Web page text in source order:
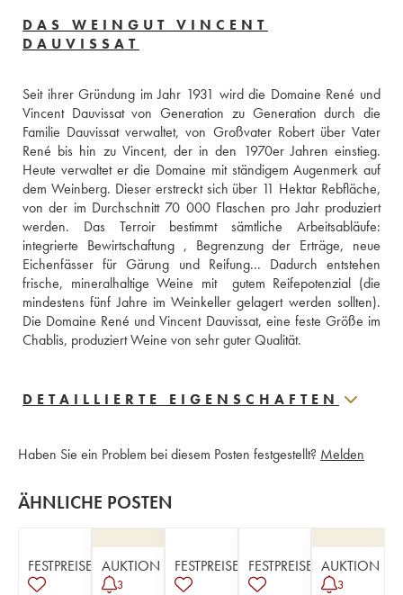
DAS WEINGUT VINCENT
DAUVISSAT
Seit ihrer Gründung im Jahr 1931 wird die Domaine René und
Vincent Dauvissat von Generation zu Generation durch die
Familie Dauvissat verwaltet, von Großvater Robert über Vater
René bis hin zu Vincent, der in den 1970er Jahren einstieg.
Heute verwaltet er die Domaine mit ständigem Augenmerk auf
dem Weinberg. Dieser erstreckt sich über 11 Hektar Rebfläche,
von der im Durchschnitt 70 000 Flaschen pro Jahr produziert
werden. Das Terroir bestimmt sämtliche Arbeitsabläufe:
integrierte Bewirtschaftung , Begrenzung der Erträge, neue
Eichenfässer für Gärung und Reifung... Dadurch entstehen
frische, mineralhaltige Weine mit  gutem Reifepotenzial (die
mindestens fünf Jahre im Weinkeller gelagert werden sollten).
Die Domaine René und Vincent Dauvissat, eine feste Größe im
Chablis, produziert Weine von sehr guter Qualität.
DETAILLIERTE EIGENSCHAFTEN
Haben Sie ein Problem bei diesem Posten festgestellt? Melden
ÄHNLICHE POSTEN
FESTPREISE AUKTION
3
FESTPREISE FESTPREISE AUKTION
3